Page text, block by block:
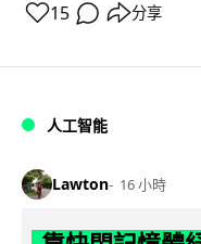
15 分享
人工智能
Lawton 16 小時